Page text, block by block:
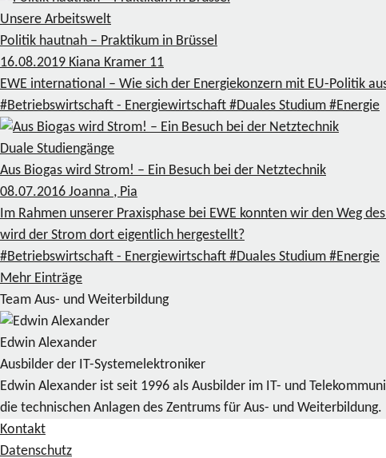
Unsere Arbeitswelt
Politik hautnah – Praktikum in Brüssel
16.08.2019 Kiana Kramer 11
EWE international – Wie sich der Energiekonzern mit EU-Politik
#Betriebswirtschaft - Energiewirtschaft #Duales Studium #Energie
Duale Studiengänge
Aus Biogas wird Strom! – Ein Besuch bei der Netztechnik
08.07.2016 Joanna , Pia
Im Rahmen unserer Praxisphase bei EWE konnten wir den Weg
wird der Strom dort eigentlich hergestellt?
#Betriebswirtschaft - Energiewirtschaft #Duales Studium #Energie
Mehr Einträge
Team Aus- und Weiterbildung
Edwin Alexander
Ausbilder der IT-Systemelektroniker
Edwin Alexander ist seit 1996 als Ausbilder im IT- und
die technischen Anlagen des Zentrums für Aus- und Weiterbildung.
Kontakt
Datenschutz